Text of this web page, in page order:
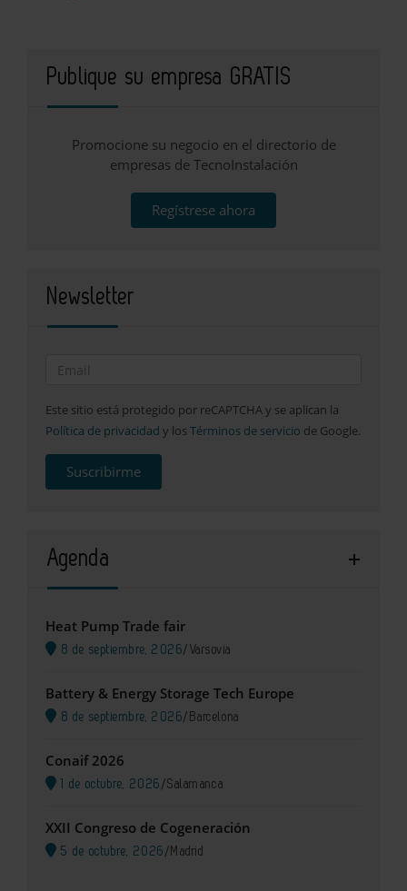
Publique su empresa GRATIS
Promocione su negocio en el directorio de
empresas de TecnoInstalación
Regístrese ahora
Newsletter
Este sitio está protegido por reCAPTCHA y se aplican la
Política de privacidad y los Términos de servicio de Google.
Suscribirme
Agenda
Heat Pump Trade fair
8 de septiembre, 2026/ Varsovia
Battery & Energy Storage Tech Europe
8 de septiembre, 2026/ Barcelona
Conaif 2026
1 de octubre, 2026 /Salamanca
XXII Congreso de Cogeneración
5 de octubre, 2026 / Madrid